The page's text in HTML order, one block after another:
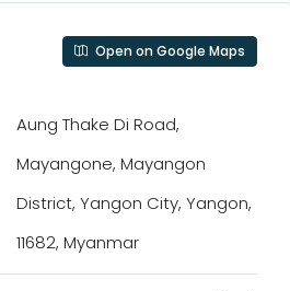
Open on Google Maps
Aung Thake Di Road,
Mayangone, Mayangon
District, Yangon City, Yangon,
11682, Myanmar